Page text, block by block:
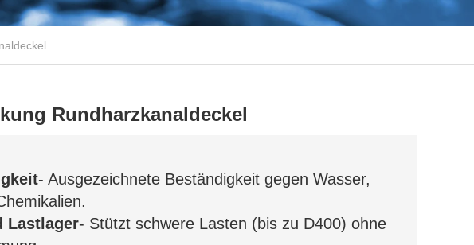
Rundharzkanaldeckel
- Ausgezeichnete Beständigkeit gegen Wasser,
Lastlager- Stützt schwere Lasten (bis zu D400) ohne